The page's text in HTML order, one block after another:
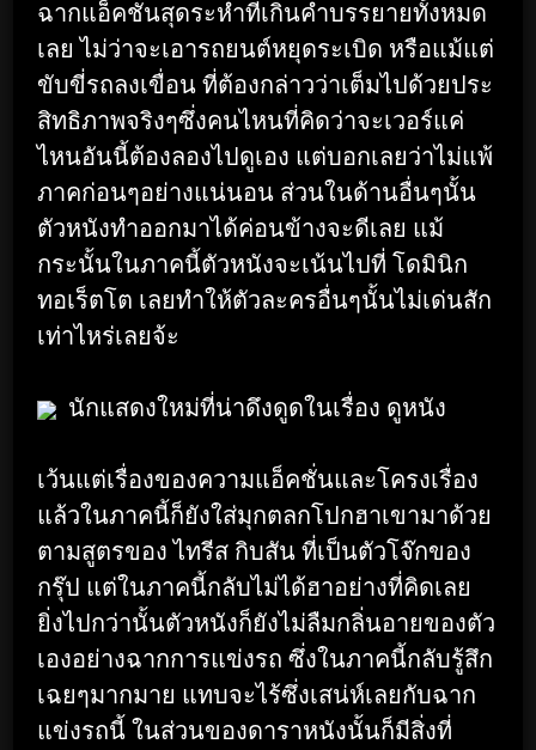
ฉากแอ็คชั่นสุดระห่ำที่เกินคำบรรยายทั้งหมด
เลย ไม่ว่าจะเอารถยนต์หยุดระเบิด หรือแม้แต่
ขับขี่รถลงเขื่อน ที่ต้องกล่าวว่าเต็มไปด้วยประ
สิทธิภาพจริงๆซึ่งคนไหนที่คิดว่าจะเวอร์แค่
ไหนอันนี้ต้องลองไปดูเอง แต่บอกเลยว่าไม่แพ้
ภาคก่อนๆอย่างแน่นอน ส่วนในด้านอื่นๆนั้น
ตัวหนังทำออกมาได้ค่อนข้างจะดีเลย แม้
กระนั้นในภาคนี้ตัวหนังจะเน้นไปที่ โดมินิก
ทอเร็ตโต เลยทำให้ตัวละครอื่นๆนั้นไม่เด่นสัก
เท่าไหร่เลยจ้ะ
นักแสดงใหม่ที่น่าดึงดูดในเรื่อง ดูหนัง
เว้นแต่เรื่องของความแอ็คชั่นและโครงเรื่อง
แล้วในภาคนี้ก็ยังใส่มุกตลกโปกฮาเขามาด้วย
ตามสูตรของ ไทรีส กิบสัน ที่เป็นตัวโจ๊กของ
กรุ๊ป แต่ในภาคนี้กลับไม่ได้ฮาอย่างที่คิดเลย
ยิ่งไปกว่านั้นตัวหนังก็ยังไม่ลืมกลิ่นอายของตัว
เองอย่างฉากการแข่งรถ ซึ่งในภาคนี้กลับรู้สึก
เฉยๆมากมาย แทบจะไร้ซึ่งเสน่ห์เลยกับฉาก
แข่งรถนี้ ในส่วนของดาราหนังนั้นก็มีสิ่งที่